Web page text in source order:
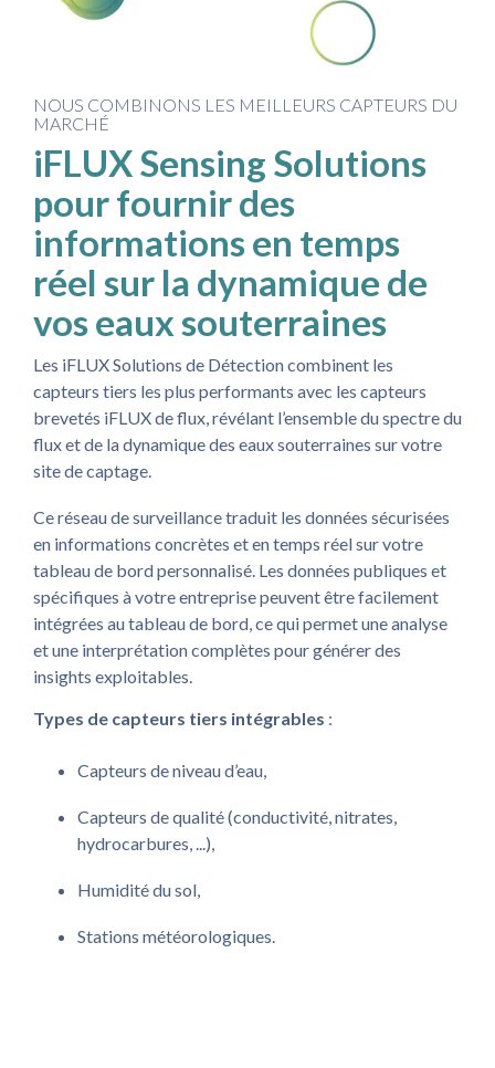
NOUS COMBINONS LES MEILLEURS CAPTEURS DU
MARCHÉ
iFLUX Sensing Solutions
pour fournir des
informations en temps
réel sur la dynamique de
vos eaux souterraines
Les iFLUX Solutions de Détection combinent les
capteurs tiers les plus performants avec les capteurs
brevetés iFLUX de flux, révélant l’ensemble du spectre du
flux et de la dynamique des eaux souterraines sur votre
site de captage.
Ce réseau de surveillance traduit les données sécurisées
en informations concrètes et en temps réel sur votre
tableau de bord personnalisé. Les données publiques et
spécifiques à votre entreprise peuvent être facilement
intégrées au tableau de bord, ce qui permet une analyse
et une interprétation complètes pour générer des
insights exploitables.
Types de capteurs tiers intégrables :
Capteurs de niveau d’eau,
Capteurs de qualité (conductivité, nitrates,
hydrocarbures, ...),
Humidité du sol,
Stations météorologiques.